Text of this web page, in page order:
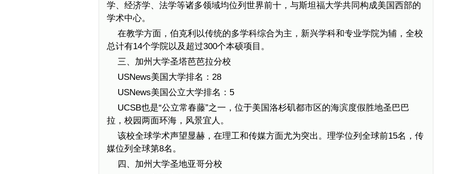
学、经济学、法学等诸多领域均位列世界前十，与斯坦福大学共同构成美国西部的
学术中心。
在教学方面，伯克利以传统的多学科综合为主，新兴学科和专业学院为辅，全校
总计有14个学院以及超过300个本硕项目。
三、加州大学圣塔芭芭拉分校
USNews美国大学排名：28
USNews美国公立大学排名：5
UCSB也是“公立常春藤”之一，位于美国洛杉矶都市区的海滨度假胜地圣巴巴
拉，校园两面环海，风景宜人。
该校全球学术声望显赫，在理工和传媒方面尤为突出。理学位列全球前15名，传
媒位列全球第8名。
四、加州大学圣地亚哥分校